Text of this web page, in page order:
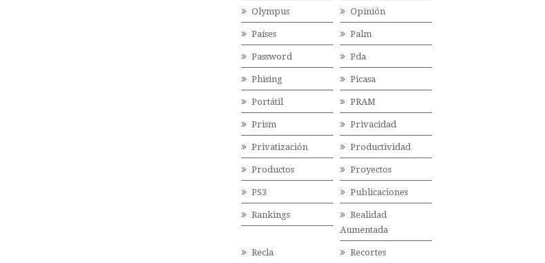
Olympus Opinión
Países Palm
Password Pda
Phising Picasa
Portátil PRAM
Prism Privacidad
Privatización Productividad
Productos Proyectos
PS3 Publicaciones
Rankings
Realidad
Aumentada
Recla Recortes